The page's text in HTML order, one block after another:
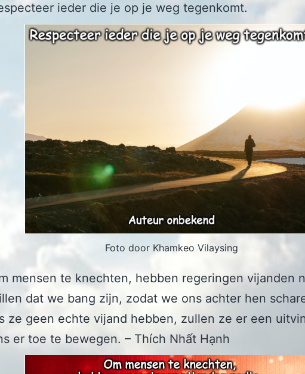
ieder die je op je weg tegenkomt.
Foto door Khamkeo Vilaysing
mensen te knechten, hebben regeringen vijanden
dat we bang zijn, zodat we ons achter hen
ze geen echte vijand hebben, zullen ze er een
er toe te bewegen. – Thích Nhất Hạnh